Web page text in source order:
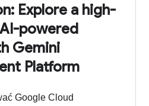
Explore a high-
powered
Gemini
Platform
Google Cloud